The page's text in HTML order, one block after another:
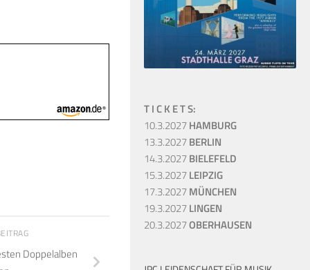
Doppelalben
T I C K E T S:
10.3.2027HAMBURG
13.3.2027BERLIN
14.3.2027BIELEFELD
15.3.2027LEIPZIG
17.3.2027MÜNCHEN
19.3.2027LINGEN
20.3.2027OBERHAUSEN